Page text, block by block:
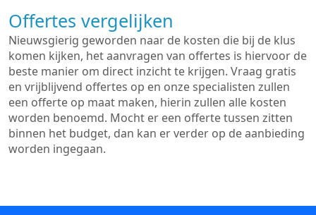
Offertes vergelijken
Nieuwsgierig geworden naar de kosten die bij de klus
komen kijken, het aanvragen van offertes is hiervoor de
beste manier om direct inzicht te krijgen. Vraag gratis
en vrijblijvend offertes op en onze specialisten zullen
een offerte op maat maken, hierin zullen alle kosten
worden benoemd. Mocht er een offerte tussen zitten
binnen het budget, dan kan er verder op de aanbieding
worden ingegaan.